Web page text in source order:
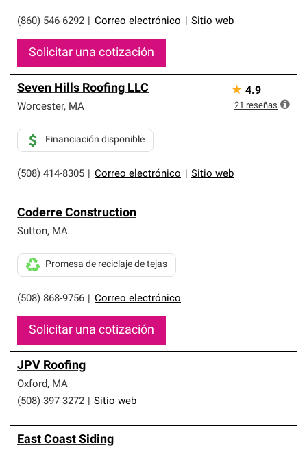
(860) 546-6292 Correo electrónico Sitio web
Solicitar una cotización
Seven Hills Roofing LLC
Worcester, MA
(508) 414-8305 Correo electrónico Sitio web
Financiación disponible
★ 4.9
21 reseñas
Coderre Construction
Sutton, MA
(508) 868-9756 Correo electrónico
Promesa de reciclaje de tejas
Solicitar una cotización
JPV Roofing
Oxford, MA
(508) 397-3272
Sitio web
East Coast Siding